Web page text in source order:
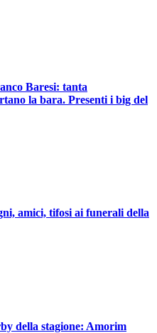
Baresi: tanta
la bara. Presenti i big del
amici, tifosi ai funerali della
della stagione: Amorim